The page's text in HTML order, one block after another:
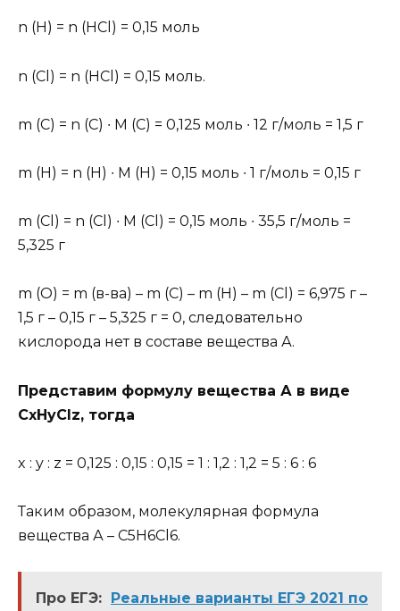
n (H) = n (HCl) = 0,15 моль
n (Cl) = n (HCl) = 0,15 моль.
m (C) = n (C) ∙ M (C) = 0,125 моль ∙ 12 г/моль = 1,5 г
m (Н) = n (Н) ∙ M (Н) = 0,15 моль ∙ 1 г/моль = 0,15 г
m (Cl) = n (Cl) ∙ M (Cl) = 0,15 моль ∙ 35,5 г/моль =
5,325 г
m (O) = m (в-ва) – m (C) – m (H) – m (Cl) = 6,975 г –
1,5 г – 0,15 г – 5,325 г = 0, следовательно
кислорода нет в составе вещества А.
Представим формулу вещества А в виде
CxHyClz, тогда
x : y : z = 0,125 : 0,15 : 0,15 = 1 : 1,2 : 1,2 = 5 : 6 : 6
Таким образом, молекулярная формула
вещества А – C5H6Cl6.
Про ЕГЭ: Реальные варианты ЕГЭ 2021 по